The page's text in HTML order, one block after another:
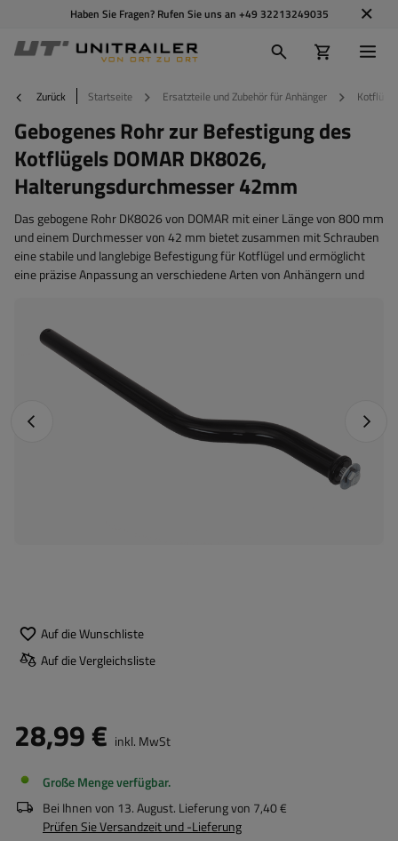
Haben Sie Fragen? Rufen Sie uns an +49 32213249035
Zurück Startseite Ersatzteile und Zubehör für Anhänger
Gebogenes Rohr zur Befestigung des
Kotflügels DOMAR DK8026,
Halterungsdurchmesser 42mm
Das gebogene Rohr DK8026 von DOMAR mit einer Länge von 800 mm
und einem Durchmesser von 42 mm bietet zusammen mit Schrauben
eine stabile und langlebige Befestigung für Kotflügel und ermöglicht
eine präzise Anpassung an verschiedene Arten von Anhängern und
Vorheriges Foto
Auf die Wunschliste
Auf die Vergleichsliste
28,99 € inkl. MwSt
Große Menge verfügbar
Bei Ihnen von 13. August. Lieferung von 7,40 €
Prüfen Sie Versandzeit und -Lieferung